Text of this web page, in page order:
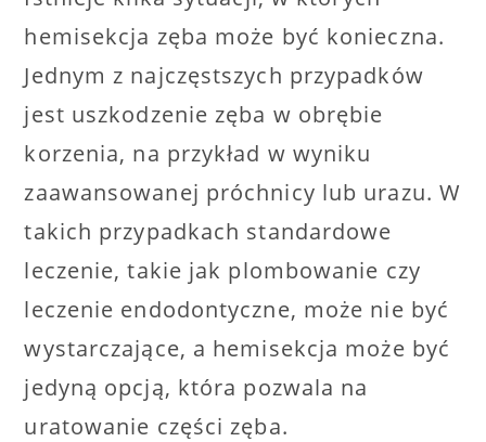
hemisekcja zęba może być konieczna.
Jednym z najczęstszych przypadków
jest uszkodzenie zęba w obrębie
korzenia, na przykład w wyniku
zaawansowanej próchnicy lub urazu. W
takich przypadkach standardowe
leczenie, takie jak plombowanie czy
leczenie endodontyczne, może nie być
wystarczające, a hemisekcja może być
jedyną opcją, która pozwala na
uratowanie części zęba.